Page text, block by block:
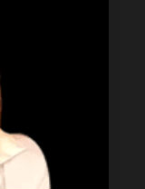
como el
Bannu que